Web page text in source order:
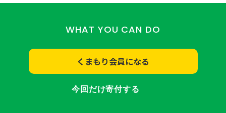
WHAT YOU CAN DO
くまもり会員になる
今回だけ寄付する